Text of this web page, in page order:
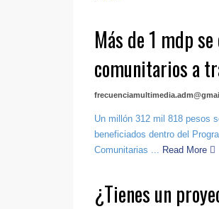
Más de 1 mdp
comunitarios a
Un millón 312 mil 818 pesos
beneficiados dentro del
Comunitarias ...
Read More
¿Tienes un